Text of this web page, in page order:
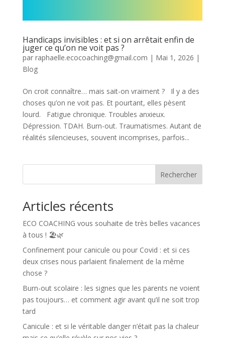
Handicaps invisibles : et si on arrêtait enfin de
juger ce qu’on ne voit pas ?
par raphaelle.ecocoaching@gmail.com | Mai 1, 2026 |
Blog
On croit connaître… mais sait-on vraiment ? Il y a des
choses qu’on ne voit pas. Et pourtant, elles pèsent
lourd. Fatigue chronique. Troubles anxieux.
Dépression. TDAH. Burn-out. Traumatismes. Autant de
réalités silencieuses, souvent incomprises, parfois...
Rechercher
Articles récents
ECO COACHING vous souhaite de très belles vacances
à tous ! 🏖️🌿
Confinement pour canicule ou pour Covid : et si ces
deux crises nous parlaient finalement de la même
chose ?
Burn-out scolaire : les signes que les parents ne voient
pas toujours… et comment agir avant qu’il ne soit trop
tard
Canicule : et si le véritable danger n’était pas la chaleur